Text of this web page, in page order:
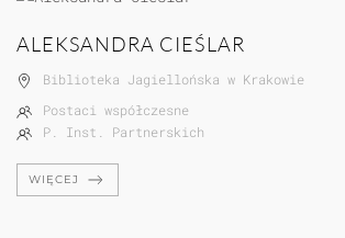
ALEKSANDRA CIEŚLAR
Biblioteka Jagiellońska w Krakowie
Postaci współczesne
P. Inst. Partnerskich
WIĘCEJ